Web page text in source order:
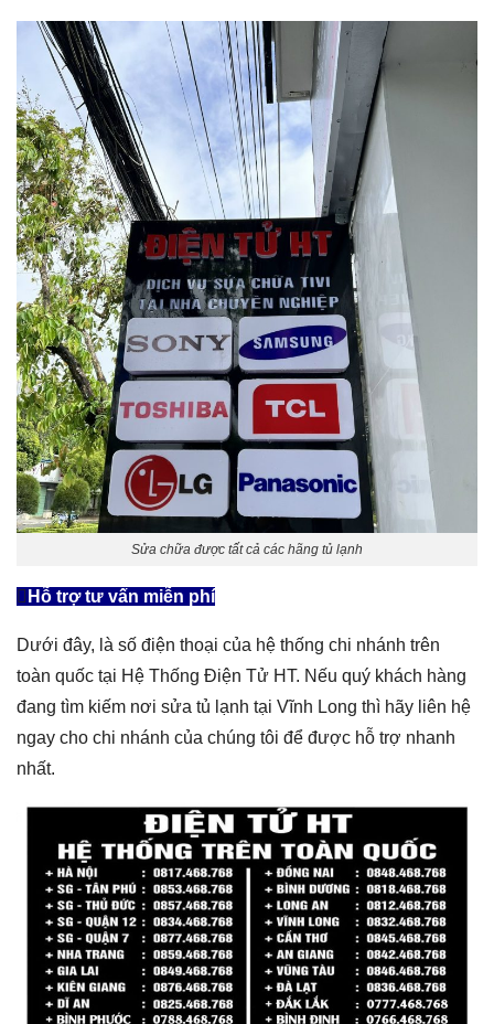
Sửa chữa được tất cả các hãng tủ lạnh
Hỗ trợ tư vấn miễn phí
Dưới đây, là số điện thoại của hệ thống chi nhánh trên
toàn quốc tại Hệ Thống Điện Tử HT. Nếu quý khách hàng
đang tìm kiếm nơi sửa tủ lạnh tại Vĩnh Long thì hãy liên hệ
ngay cho chi nhánh của chúng tôi để được hỗ trợ nhanh
nhất.